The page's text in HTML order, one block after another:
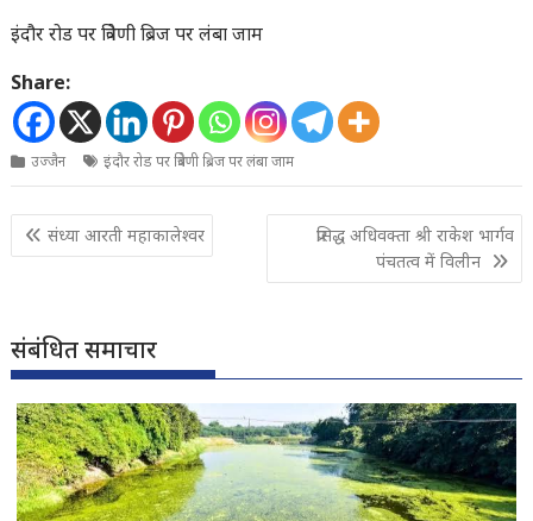
इंदौर रोड पर त्रिवेणी ब्रिज पर लंबा जाम
Share:
उज्जैन इंदौर रोड पर त्रिवेणी ब्रिज पर लंबा जाम
Post
navigation
संध्या आरती महाकालेश्वर
प्रसिद्ध अधिवक्ता श्री राकेश भार्गव
पंचतत्व में विलीन
संबंधित समाचार